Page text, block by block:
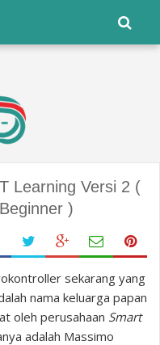
Learning Versi 2 (
)
sekarang yang
nama keluarga papan
oleh perusahaan Smart
adalah Massimo